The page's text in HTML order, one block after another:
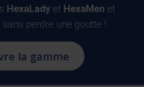
HexaLady et HexaMen et
perdre une goutte !
la gamme